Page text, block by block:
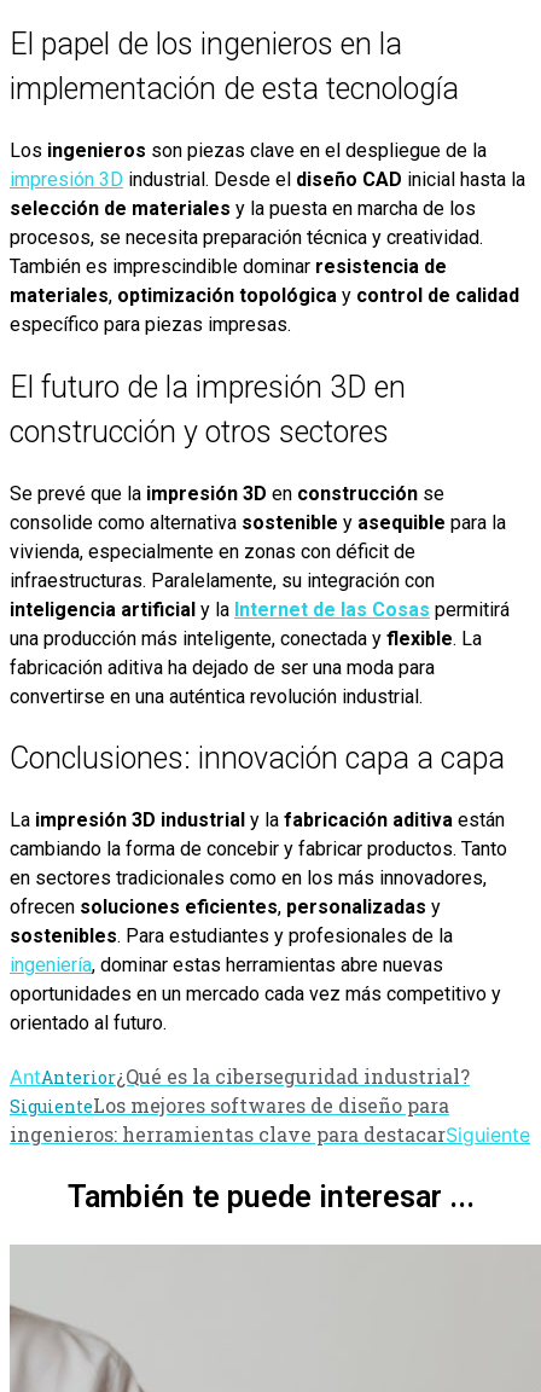
El papel de los ingenieros en la
implementación de esta tecnología
Los ingenieros son piezas clave en el despliegue de la
impresión 3D industrial. Desde el diseño CAD inicial hasta la
selección de materiales y la puesta en marcha de los
procesos, se necesita preparación técnica y creatividad.
También es imprescindible dominar resistencia de
materiales, optimización topológica y control de calidad
específico para piezas impresas.
El futuro de la impresión 3D en
construcción y otros sectores
Se prevé que la impresión 3D en construcción se
consolide como alternativa sostenible y asequible para la
vivienda, especialmente en zonas con déficit de
infraestructuras. Paralelamente, su integración con
inteligencia artificial y la Internet de las Cosas permitirá
una producción más inteligente, conectada y flexible. La
fabricación aditiva ha dejado de ser una moda para
convertirse en una auténtica revolución industrial.
Conclusiones: innovación capa a capa
La impresión 3D industrial y la fabricación aditiva están
cambiando la forma de concebir y fabricar productos. Tanto
en sectores tradicionales como en los más innovadores,
ofrecen soluciones eficientes, personalizadas y
sostenibles. Para estudiantes y profesionales de la
ingeniería, dominar estas herramientas abre nuevas
oportunidades en un mercado cada vez más competitivo y
orientado al futuro.
AntAnterior¿Qué es la ciberseguridad industrial?
SiguienteLos mejores softwares de diseño para
ingenieros: herramientas clave para destacarSiguiente
También te puede interesar ...